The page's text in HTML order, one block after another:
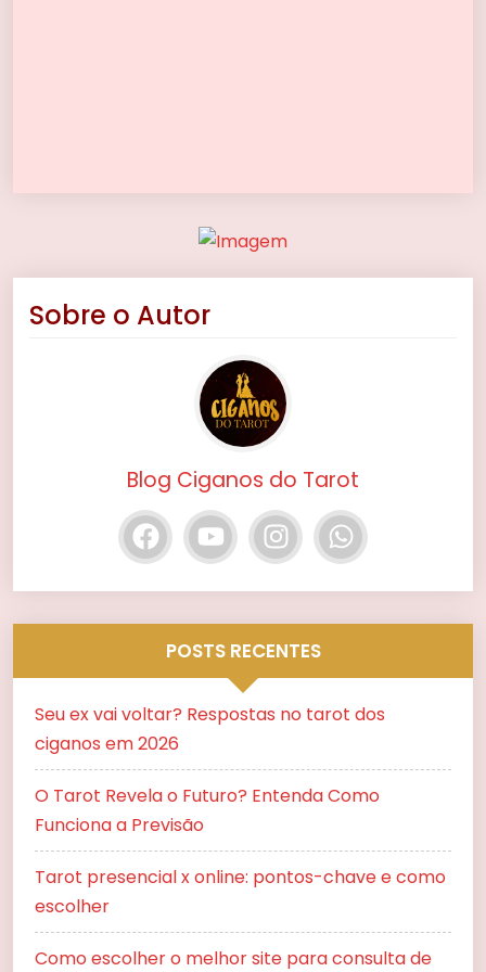
Sobre o Autor
Blog Ciganos do Tarot
POSTS RECENTES
Seu ex vai voltar? Respostas no tarot dos
ciganos em 2026
O Tarot Revela o Futuro? Entenda Como
Funciona a Previsão
Tarot presencial x online: pontos-chave e como
escolher
Como escolher o melhor site para consulta de